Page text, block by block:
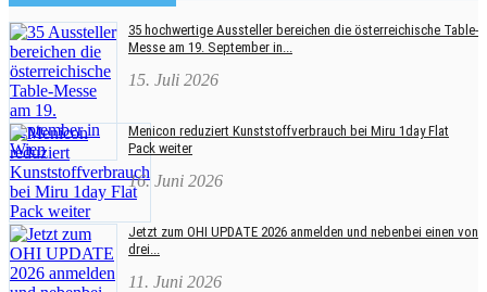
35 hochwertige Aussteller bereichen die österreichische Table-
Messe am 19. September in...
15. Juli 2026
Menicon reduziert Kunststoffverbrauch bei Miru 1day Flat
Pack weiter
16. Juni 2026
Jetzt zum OHI UPDATE 2026 anmelden und nebenbei einen von
drei...
11. Juni 2026